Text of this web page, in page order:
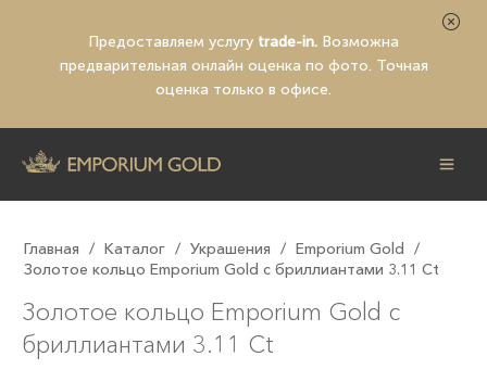
Предоставляем услугу trade-in. Возможна
предварительная онлайн оценка по фото. Точная
оценка только в офисе.
Главная / Каталог / Украшения / Emporium Gold /
Золотое кольцо Emporium Gold с бриллиантами 3.11 Ct
Золотое кольцо Emporium Gold с
бриллиантами 3.11 Ct